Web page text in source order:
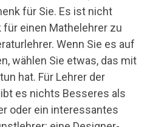
für Sie. Es ist nicht
einen Mathelehrer zu
Wenn Sie es auf
wählen Sie etwas, das mit
hat. Für Lehrer der
es nichts Besseres als
oder ein interessantes